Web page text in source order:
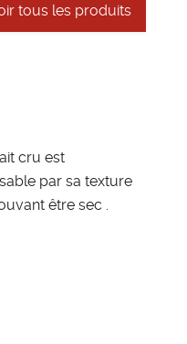
tous les produits
cru est
par sa texture
être sec .